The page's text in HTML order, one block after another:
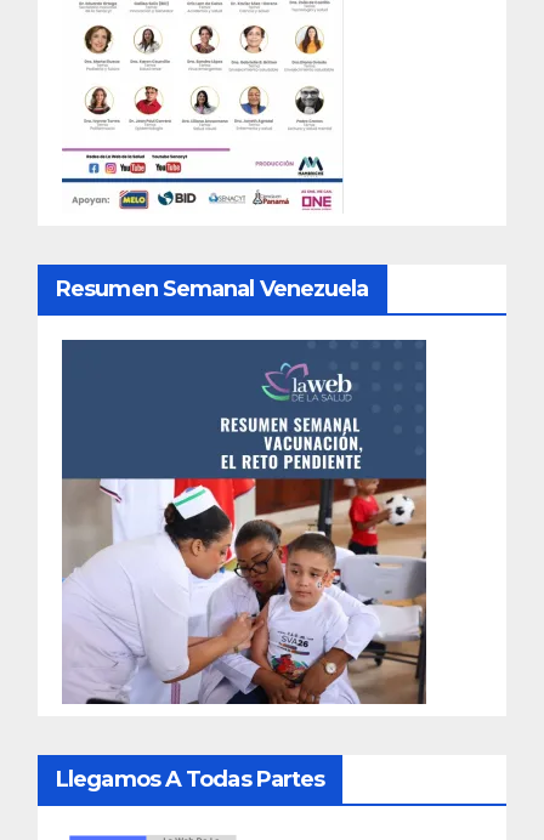
Resumen Semanal Venezuela
Llegamos A Todas Partes